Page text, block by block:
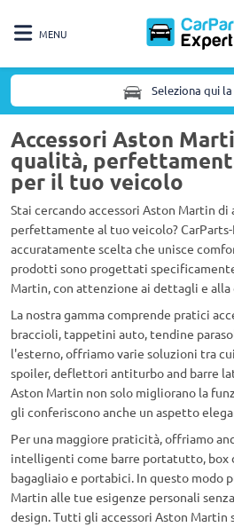
MENU
Seleziona qui
Accessori Aston
qualità,
per il tuo veicolo
Stai cercando accessori Aston Martin
perfettamente al tuo veicolo?
accuratamente scelta che unisce
prodotti sono progettati
Martin, con attenzione ai dettagli e alla
La nostra gamma comprende pratici
braccioli, tappetini auto, tendine
l'esterno, offriamo varie soluzioni tra
spoiler, deflettori antiturbo and barre
Aston Martin non solo migliorano la
gli conferiscono anche un aspetto
Per una maggiore praticità, offriamo
intelligenti come barre portatutto, box
bagagliaio e portabici. In questo modo
Martin alle tue esigenze personali
design. Tutti gli accessori Aston Martin